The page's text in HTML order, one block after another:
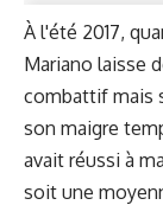
À l'été 2017,
Mariano laisse
combattif mais
son maigre
avait réussi à
soit une